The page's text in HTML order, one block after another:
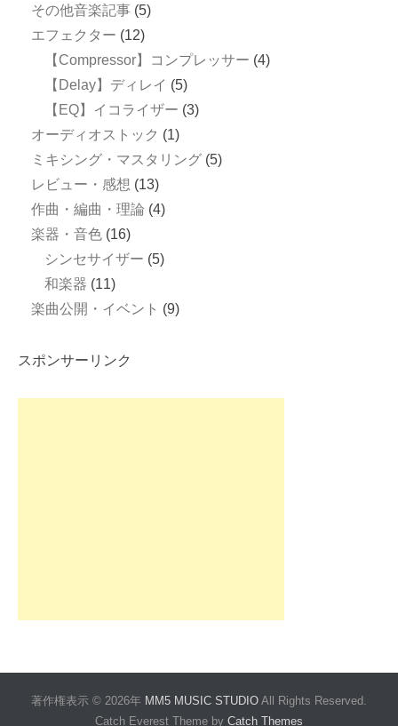
その他音楽記事 (5)
エフェクター (12)
【Compressor】コンプレッサー (4)
【Delay】ディレイ (5)
【EQ】イコライザー (3)
オーディオストック (1)
ミキシング・マスタリング (5)
レビュー・感想 (13)
作曲・編曲・理論 (4)
楽器・音色 (16)
シンセサイザー (5)
和楽器 (11)
楽曲公開・イベント (9)
スポンサーリンク
著作権表示 © 2026年 MM5 MUSIC STUDIO All Rights Reserved.
Catch Everest Theme by Catch Themes